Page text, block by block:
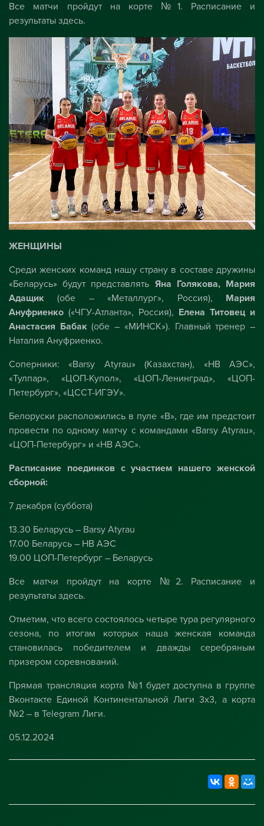
Все матчи пройдут на корте №1. Расписание и
результаты здесь.
ЖЕНЩИНЫ
Среди женских команд нашу страну в составе дружины
«Беларусь» будут представлять Яна Голякова, Мария
Адащик
(обе – «Металлург», Россия),
Мария
Ануфриенко («ЧГУ-Атланта», Россия), Елена Титовец и
Анастасия Бабак (обе – «МИНСК»). Главный тренер –
Наталия Ануфриенко.
Соперники: «Barsy Atyrau» (Казахстан), «НВ АЭС»,
«Тулпар», «ЦОП-Купол», «ЦОП-Ленинград», «ЦОП-
Петербург», «ЦССТ-ИГЭУ».
Белоруски расположились в пуле «В», где им предстоит
провести по одному матчу с командами «Barsy Atyrau»,
«ЦОП-Петербург» и «НВ АЭС».
Расписание поединков с участием нашего женской
сборной:
7 декабря (суббота)
13.30 Беларусь – Barsy Atyrau
17.00 Беларусь – НВ АЭС
19.00 ЦОП-Петербург – Беларусь
Все матчи пройдут на корте №2. Расписание и
результаты здесь.
Отметим, что всего состоялось четыре тура регулярного
сезона, по итогам которых наша женская команда
становилась победителем и дважды серебряным
призером соревнований.
Прямая трансляция корта №1 будет доступна в группе
Вконтакте Единой Континентальной Лиги 3х3, а корта
№2 – в Telegram Лиги.
05.12.2024